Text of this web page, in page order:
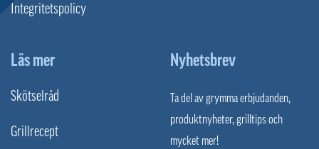
Integritetspolicy
Läs mer
Skötselråd
Grillrecept
Nyhetsbrev
Ta del av grymma erbjudanden,
produktnyheter, grilltips och
mycket mer!